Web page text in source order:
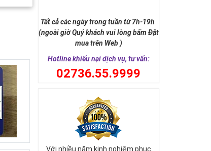
Tất cả các ngày trong tuần từ 7h-19h
(ngoài giờ Quý khách vui lòng bấm Đặt
mua trên Web )
Hotline khiếu nại dịch vụ, tư vấn:
02736.55.9999
Với nhiều năm kinh nghiệm phục